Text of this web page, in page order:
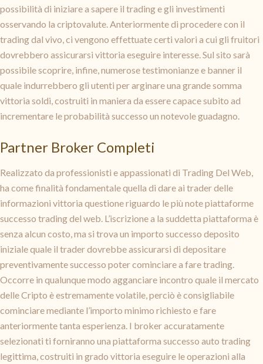
possibilità di iniziare a sapere il trading e gli investimenti
osservando la criptovalute. Anteriormente di procedere con il
trading dal vivo, ci vengono effettuate certi valori a cui gli fruitori
dovrebbero assicurarsi vittoria eseguire interesse. Sul sito sarà
possibile scoprire, infine, numerose testimonianze e banner il
quale indurrebbero gli utenti per arginare una grande somma
vittoria soldi, costruiti in maniera da essere capace subito ad
incrementare le probabilità successo un notevole guadagno.
Partner Broker Completi
Realizzato da professionisti e appassionati di Trading Del Web,
ha come finalità fondamentale quella di dare ai trader delle
informazioni vittoria questione riguardo le più note piattaforme
successo trading del web. L’iscrizione a la suddetta piattaforma è
senza alcun costo, ma si trova un importo successo deposito
iniziale quale il trader dovrebbe assicurarsi di depositare
preventivamente successo poter cominciare a fare trading.
Occorre in qualunque modo agganciare incontro quale il mercato
delle Cripto è estremamente volatile, perciò è consigliabile
cominciare mediante l’importo minimo richiesto e fare
anteriormente tanta esperienza. I broker accuratamente
selezionati ti forniranno una piattaforma successo auto trading
legittima, costruiti in grado vittoria eseguire le operazioni alla